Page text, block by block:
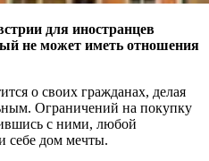
не может иметь отношения
о своих гражданах, делая
Ограничений на покупку
с ними, любой
себе дом мечты.